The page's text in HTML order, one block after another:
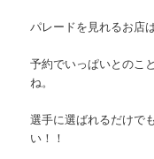
パレードを見れるお店
予約でいっぱいとのこ
ね。
選手に選ばれるだけで
い！！